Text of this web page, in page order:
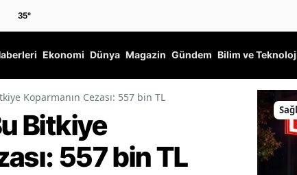
35°
Ekonomi Dünya Magazin Gündem Bilim ve
Koparmanın Cezası: 557 bin TL
Bitkiye
557 bin TL